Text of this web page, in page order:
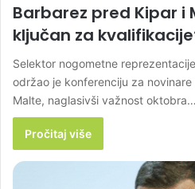
Barbarez pred Kipar i
ključan za
Selektor nogometne
održao je konferenciju za
Malte, naglasivši važnost oktobra…
Pročitaj više